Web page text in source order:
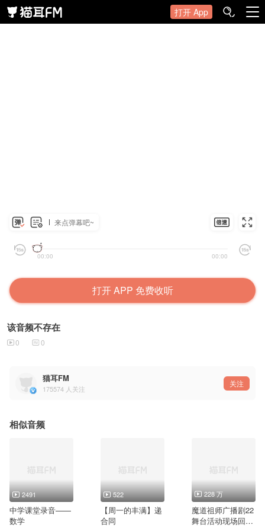
打开 App
来点弹幕吧~
00:00 00:00
打开 APP 免费收听
该音频不存在
0 0
猫耳FM
175574 人关注
关注
相似音频
2491
中学课堂录音——
数学
522
【周一的丰满】递
合同
228 万
魔道祖师广播剧22
舞台活动现场回放